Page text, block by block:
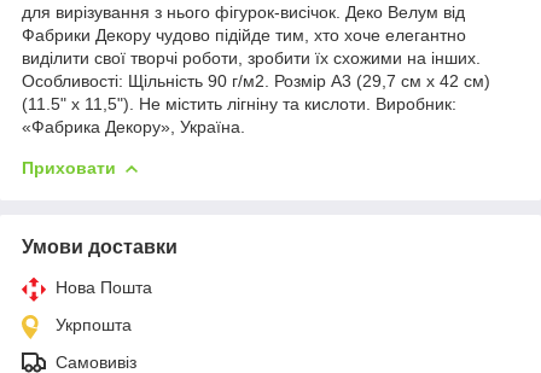
для вирізування з нього фігурок-висічок. Деко Велум від
Фабрики Декору чудово підійде тим, хто хоче елегантно
виділити свої творчі роботи, зробити їх схожими на інших.
Особливості: Щільність 90 г/м2. Розмір А3 (29,7 см х 42 см)
(11.5" x 11,5"). Не містить лігніну та кислоти. Виробник:
«Фабрика Декору», Україна.
Приховати
Умови доставки
Нова Пошта
Укрпошта
Самовивіз